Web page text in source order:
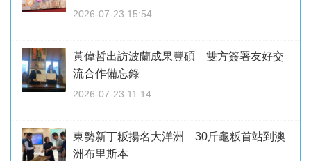
2026-07-23 15:54
黃偉哲出訪波蘭成果豐碩 雙方簽署友好交
流合作備忘錄
2026-07-23 11:14
東勢新丁粄揚名大洋洲 30斤龜粄首站到澳
洲布里斯本